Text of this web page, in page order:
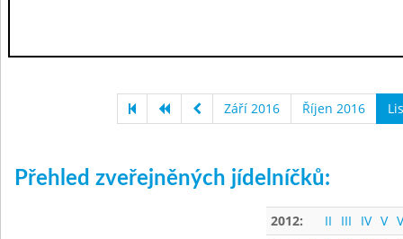
Září 2016 Říjen 2016
Přehled zveřejněných jídelníčků:
2012: II III IV V